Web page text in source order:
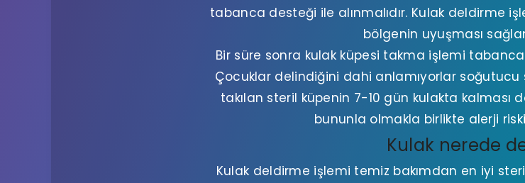
tabanca desteği ile alınmalıdır. Kulak deldirme
bölgenin uyuşması
Bir süre sonra kulak küpesi takma işlemi
Çocuklar delindiğini dahi anlamıyorlar
takılan steril küpenin 7-10 gün kulakta kalması
bununla olmakla birlikte alerji
Kulak nerede
Kulak deldirme işlemi temiz bakımdan en iyi